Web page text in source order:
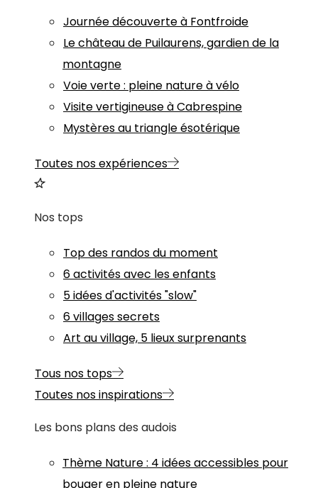
Journée découverte à Fontfroide
Le château de Puilaurens, gardien de la
montagne
Voie verte : pleine nature à vélo
Visite vertigineuse à Cabrespine
Mystères au triangle ésotérique
Toutes nos expériences
Nos tops
Top des randos du moment
6 activités avec les enfants
5 idées d'activités "slow"
6 villages secrets
Art au village, 5 lieux surprenants
Tous nos tops
Toutes nos inspirations
Les bons plans des audois
Thème Nature: 4 idées accessibles pour
bouger en pleine nature